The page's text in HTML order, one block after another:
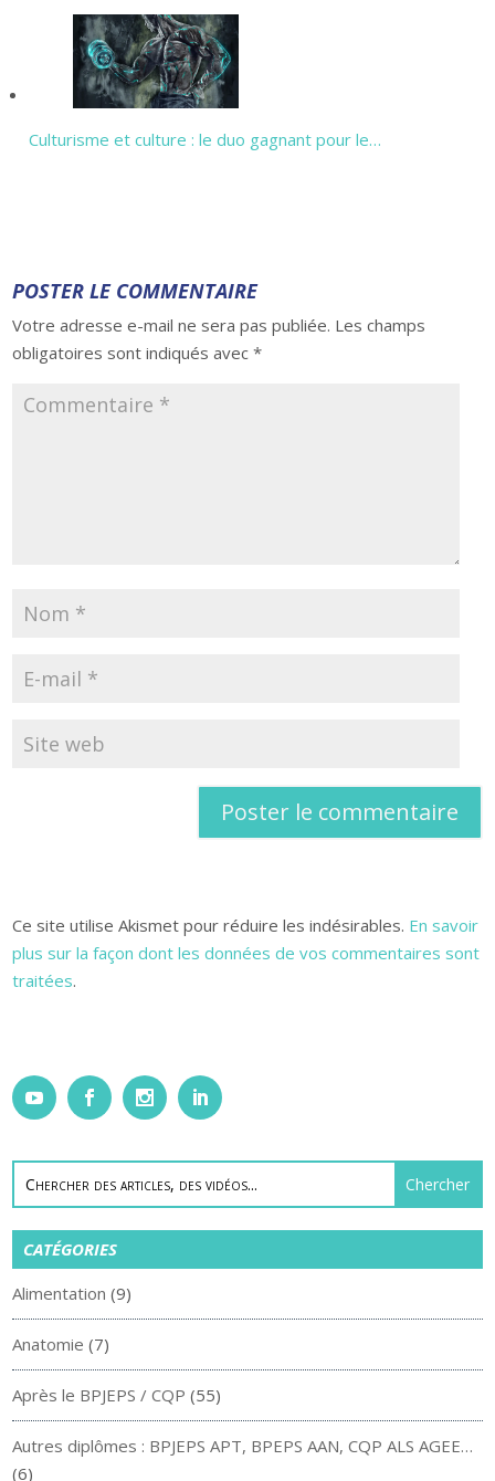
Culturisme et culture : le duo gagnant pour le…
POSTER LE COMMENTAIRE
Votre adresse e-mail ne sera pas publiée. Les champs
obligatoires sont indiqués avec*
Ce site utilise Akismet pour réduire les indésirables. En savoir
plus sur la façon dont les données de vos commentaires sont
traitées.
CATÉGORIES
Alimentation (9)
Anatomie (7)
Après le BPJEPS / CQP (55)
Autres diplômes : BPJEPS APT, BPEPS AAN, CQP ALS AGEE…
(6)